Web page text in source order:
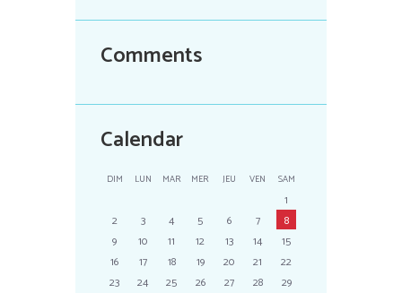
Comments
Calendar
DIM LUN MAR MER JEU VEN SAM
1
2
3 4 5 6 7
8
9
10 11 12 13 14
15
16
17 18 19 20 21
22
23
24 25 26 27 28
29